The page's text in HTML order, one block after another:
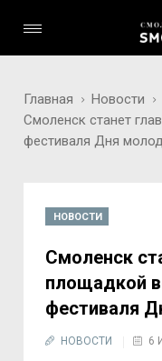
Главная
Новости
Смоленск станет
фестиваля Дня
НОВОСТИ
Смоленск
площадкой
фестиваля
НОВОСТИ 6